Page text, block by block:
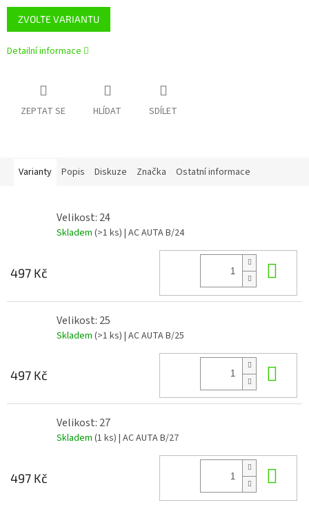
ZVOLTE VARIANTU
Detailní informace
ZEPTAT SE HLÍDAT SDÍLET
Varianty Popis Diskuze Značka Ostatní informace
Velikost: 24
Skladem (>1 ks) | AC AUTA B/24
497 Kč
Velikost: 25
Skladem (>1 ks) | AC AUTA B/25
497 Kč
Velikost: 27
Skladem (1 ks) | AC AUTA B/27
497 Kč